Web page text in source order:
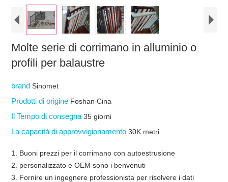
Molte serie di corrimano in alluminio o
profili per balaustre
brandSinomet
Prodotti di origine Foshan Cina
Il Tempo di consegna35 giorni
La capacità di approvvigionamento30K metri
1. Buoni prezzi per il corrimano con autoestrusione
2. personalizzato e OEM sono i benvenuti
3. Fornire un ingegnere professionista per risolvere i dati